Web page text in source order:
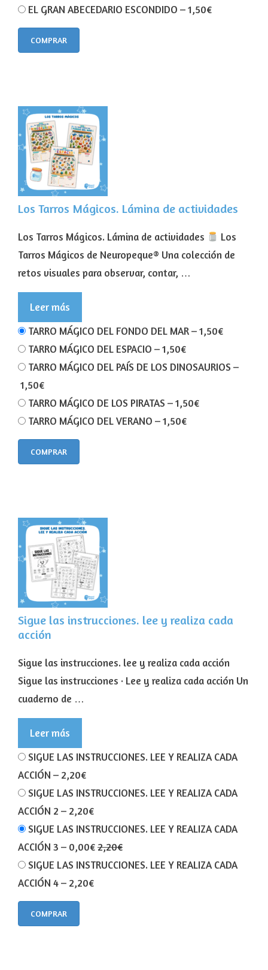
EL GRAN ABECEDARIO ESCONDIDO –1,50€
COMPRAR
Los Tarros Mágicos. Lámina de actividades
Los Tarros Mágicos. Lámina de actividades
Los
Tarros Mágicos de Neuropeque® Una colección de
retos visuales para observar, contar, …
Leer más
TARRO MÁGICO DEL FONDO DEL MAR–1,50€
TARRO MÁGICO DEL ESPACIO –1,50€
TARRO MÁGICO DEL PAÍS DE LOS DINOSAURIOS –
1,50€
TARRO MÁGICO DE LOS PIRATAS –1,50€
TARRO MÁGICO DEL VERANO –1,50€
COMPRAR
Sigue las instrucciones. lee y realiza cada
acción
Sigue las instrucciones. lee y realiza cada acción
Sigue las instrucciones · Lee y realiza cada acción Un
cuaderno de …
Leer más
SIGUE LAS INSTRUCCIONES. LEE Y REALIZA CADA
ACCIÓN – 2,20€
SIGUE LAS INSTRUCCIONES. LEE Y REALIZA CADA
ACCIÓN 2 – 2,20€
SIGUE LAS INSTRUCCIONES. LEE Y REALIZA CADA
ACCIÓN 3 – 0,00€2,20€
SIGUE LAS INSTRUCCIONES. LEE Y REALIZA CADA
ACCIÓN 4– 2,20€
COMPRAR